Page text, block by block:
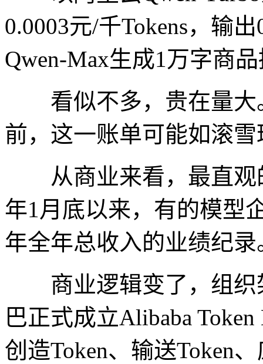
0.0003元/千Tokens，输
Qwen-Max生成1万字商
看似不多，贵在量大
前，这一账单可能如滚
从商业来看，最直观
年1月底以来，有的模型
年全年总收入的业绩纪录
商业逻辑变了，组织
巴正式成立Alibaba
创造Token、输送Token